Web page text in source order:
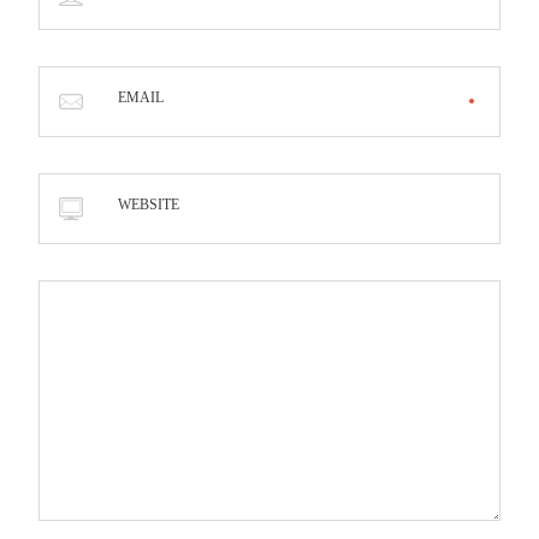
EMAIL
WEBSITE